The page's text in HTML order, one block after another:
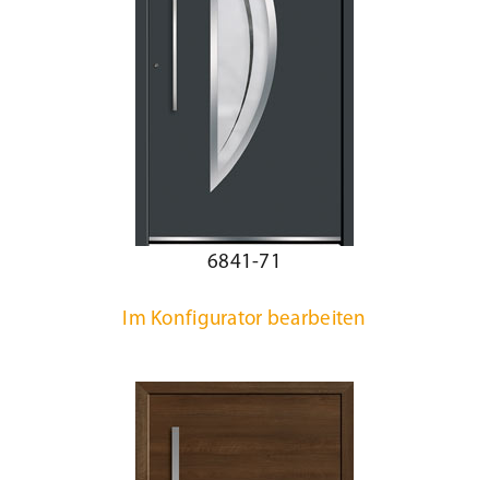
6841-71
Im Konfigurator bearbeiten